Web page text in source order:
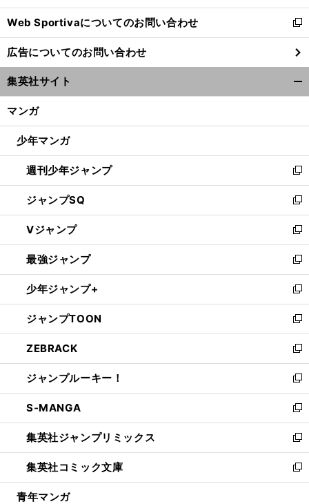
開
く
Web Sportivaについてのお問い合わせ
新
し
い
ウ
ィ
ン
ウ
開
く
広告についてのお問い合わせ
集英社サイト
マンガ
少年マンガ
週刊少年ジャンプ
新
し
い
ウ
ィ
ン
ド
ウ
で
開
く
ジャンプSQ
新
し
い
ウ
ィ
ン
ド
ウ
で
開
く
Vジャンプ
新
し
い
ウ
ィ
ン
ド
ウ
で
開
く
最強ジャンプ
新
し
い
ウ
ィ
ン
ド
ウ
で
開
く
少年ジャンプ+
新
し
い
ウ
ィ
ン
ド
ウ
で
開
く
ジャンプTOON
新
し
い
ウ
ィ
ン
ド
ウ
で
開
く
ZEBRACK
新
し
い
ウ
ィ
ン
ド
ウ
で
開
ジャンプルーキー！
新
し
い
ウ
ィ
ン
ド
ウ
S-MANGA
新
し
い
ウ
ィ
ン
集英社ジャンプリミックス
新
し
い
ウ
集英社コミック文庫
新
し
青年マンガ